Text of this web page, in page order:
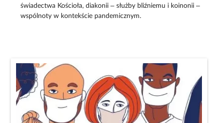
świadectwa Kościoła, diakonii – służby bliźniemu i koinonii –
wspólnoty w kontekście pandemicznym.